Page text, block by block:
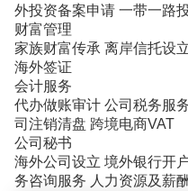
外投资备案申请 一带一路
财富管理
家族财富传承 离岸信托设
海外签证
会计服务
代办做账审计 公司税务服
司注销清盘 跨境电商VAT
公司秘书
海外公司设立 境外银行开
务咨询服务 人力资源及薪